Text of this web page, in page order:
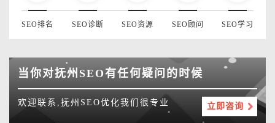
SEO排名 SEO诊断 SEO资源 SEO顾问 SEO学习
当你对抚州SEO有任何疑问的时候
欢迎联系,抚州SEO优化我们很专业 立即咨询